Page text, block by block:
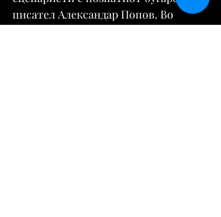
писател Александар Попов. Во